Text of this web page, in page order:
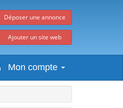
Déposer une annonce
Ajouter un site web
Mon compte